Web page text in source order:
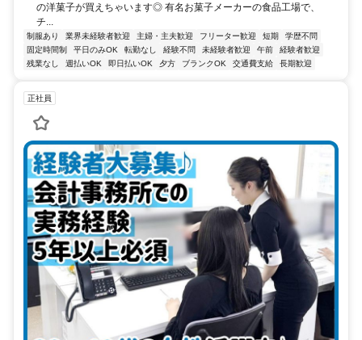
の洋菓子が買えちゃいます◎ 有名お菓子メーカーの食品工場で、
チ...
制服あり 業界未経験者歓迎 主婦・主夫歓迎 フリーター歓迎 短期
学歴不問
固定時間制
平日のみOK 転勤なし 経験不問 未経験者歓迎 午前
経験者歓迎
残業なし
週払いOK 即日払いOK 夕方 ブランクOK 交通費支給 長期歓迎
正社員